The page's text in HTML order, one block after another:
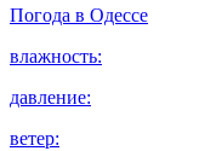
Погода в Одессе
влажность:
давление:
ветер: